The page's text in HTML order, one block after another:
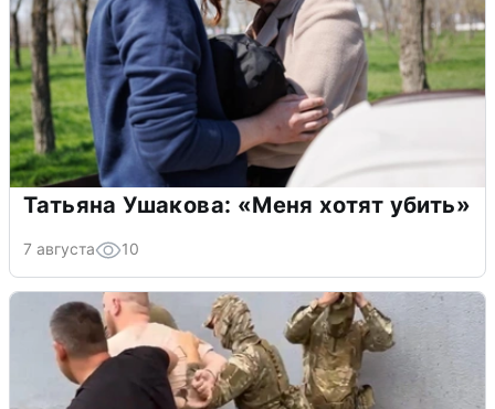
Татьяна Ушакова: «Меня хотят убить»
7 августа 10